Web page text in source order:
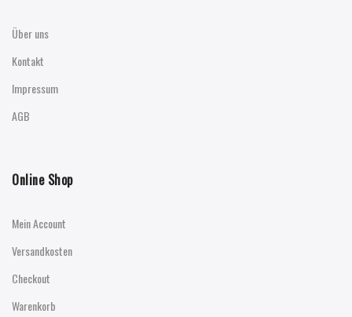
Über uns
Kontakt
Impressum
AGB
Online Shop
Mein Account
Versandkosten
Checkout
Warenkorb